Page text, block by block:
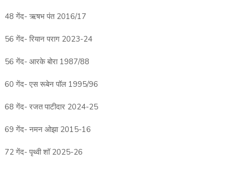
48 गेंद- ऋषभ पंत 2016/17
56 गेंद- रियान पराग 2023-24
56 गेंद- आरके बोरा 1987/88
60 गेंद- एस रूबेन पॉल 1995/96
68 गेंद- रजत पाटीदार 2024-25
69 गेंद- नमन ओझा 2015-16
72 गेंद- पृथ्वी शॉ 2025-26